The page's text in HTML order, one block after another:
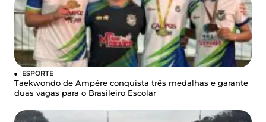
ESPORTE
Taekwondo de Ampére conquista três medalhas e garante
duas vagas para o Brasileiro Escolar